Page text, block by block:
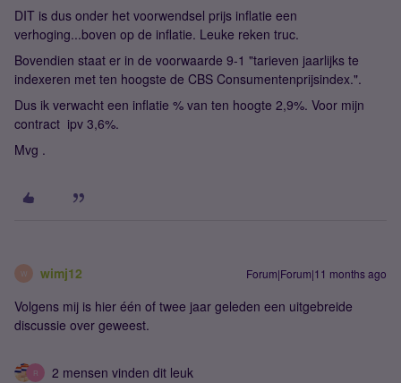
DIT is dus onder het voorwendsel prijs inflatie een
verhoging...boven op de inflatie. Leuke reken truc.
Bovendien staat er in de voorwaarde 9-1 "tarieven jaarlijks te
indexeren met ten hoogste de CBS Consumentenprijsindex.".
Dus ik verwacht een inflatie % van ten hoogte 2,9%. Voor mijn
contract ipv 3,6%.
Mvg .
W wimj12 Forum|Forum|11 months ago
Volgens mij is hier één of twee jaar geleden een uitgebreide
discussie over geweest.
R 2 mensen vinden dit leuk